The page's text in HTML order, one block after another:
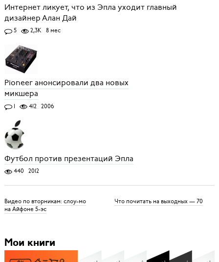
Интернет ликует, что из Эпла уходит главный
дизайнер Алан Дай
5 2,3K 8 мес
Pioneer анонсировали два новых
микшера
1 412 2006
Футбол против презентаций Эпла
440 2012
Видео по вторникам: слоу-мо
на Айфоне 5-эс
Что почитать на выходных — 70
Мои книги